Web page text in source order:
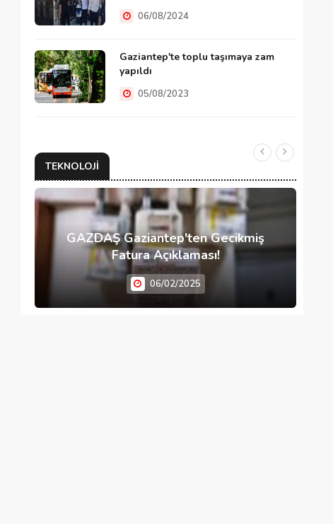
06/08/2024
Gaziantep'te toplu taşımaya zam
yapıldı
05/08/2023
TEKNOLOJI
GAZDAŞ Gaziantep'ten Gecikmiş
Fatura Açıklaması!
06/02/2025